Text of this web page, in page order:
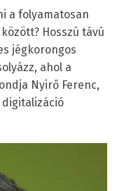
a folyamatosan
Hosszú távú
jégkorongos
ahol a
Nyirő Ferenc,
digitalizáció